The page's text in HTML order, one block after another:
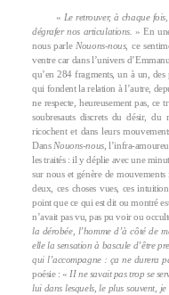
« Le retrouver, à chaque
dégrafer nos articulations. » En
nous parle Nouons-nous, ce
ventre car dans l’univers
qu’en 284 fragments, un à un, des
qui fondent la relation à l’autre,
ne respecte, heureusement pas, ce
soubresauts discrets du désir, du
ricochent et dans leurs
Dans Nouons-nous, l’infra-
les traités : il y déplie avec une
sur nous et génère de
deux, ces choses vues, ces
point que ce qui est dit ou montré
n’avait pas vu, pas pu voir ou
la dérobée, l’homme d’à côté de
elle la sensation à bascule d’être
qui l’accompagne : ça ne durera
poésie : « II ne savait pas trop se
lui dans lesquels, le plus souvent,